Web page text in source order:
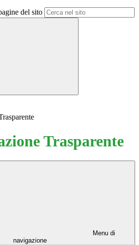
del sito
Trasparente
Menu di
navigazione